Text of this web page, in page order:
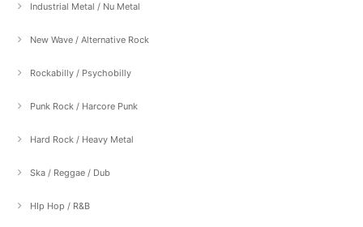
Industrial Metal / Nu Metal
New Wave / Alternative Rock
Rockabilly / Psychobilly
Punk Rock / Harcore Punk
Hard Rock / Heavy Metal
Ska / Reggae / Dub
HIp Hop / R&B